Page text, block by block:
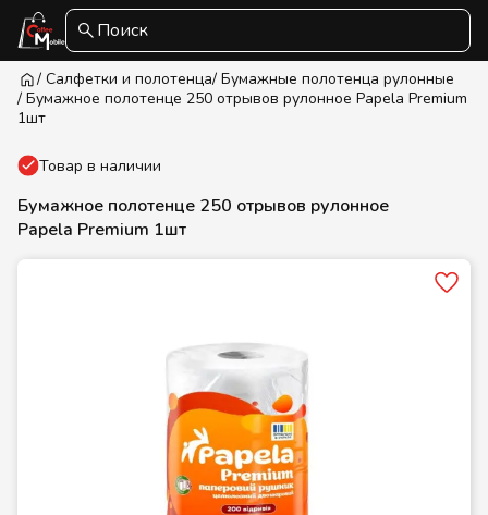
Поиск
/ Салфетки и полотенца/ Бумажные полотенца рулонные
/ Бумажное полотенце 250 отрывов рулонное Papela Premium
1шт
Товар в наличии
Бумажное полотенце 250 отрывов рулонное
Papela Premium 1шт